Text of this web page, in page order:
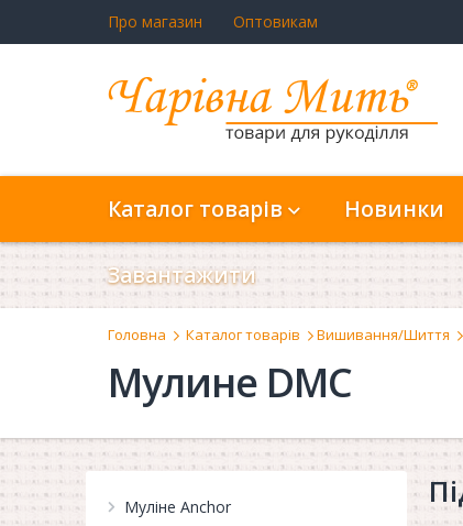
Про магазин Оптовикам
Каталог товарів Новинки
Завантажити
Головна Каталог товарів Вишивання/Шиття
Мулине DMC
Муліне Anchor